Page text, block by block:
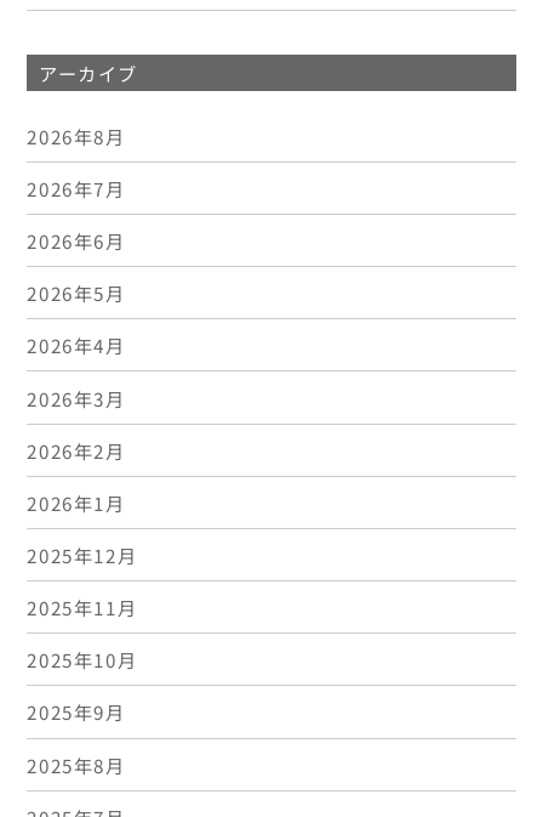
アーカイブ
2026年8月
2026年7月
2026年6月
2026年5月
2026年4月
2026年3月
2026年2月
2026年1月
2025年12月
2025年11月
2025年10月
2025年9月
2025年8月